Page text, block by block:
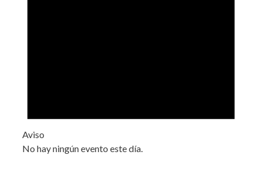
Aviso
No hay ningún evento este día.